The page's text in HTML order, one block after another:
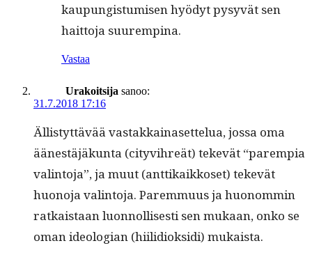
kaupungis­tu­misen hyödyt pysyvät sen
hait­to­ja suurempina.
Vastaa
Urakoitsija sanoo:
31.7.2018 17:16
Ällistyt­tävää vas­takkainaset­telua, jos­sa oma
äänestäjäkun­ta (cityvihreät) tekevät “parem­pia
val­in­to­ja”, ja muut (anttikaikkoset) tekevät
huono­ja val­in­to­ja. Parem­muus ja huonom­min
ratkaistaan luon­nol­lis­es­ti sen mukaan, onko se
oman ide­olo­gian (hiilid­iok­si­di) mukaista.